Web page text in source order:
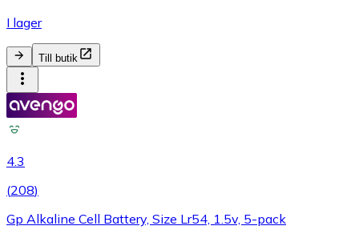
I lager
Till butik
4.3
(208)
Gp Alkaline Cell Battery, Size Lr54, 1.5v, 5-pack